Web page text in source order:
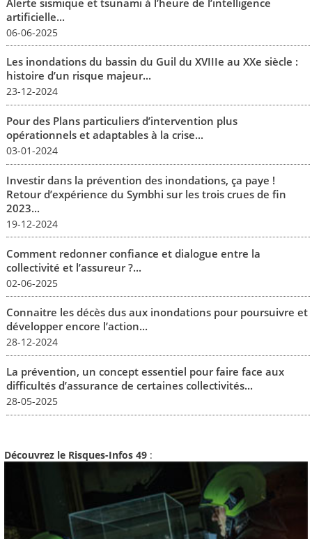
artificielle...
06-06-2025
Les inondations du bassin du Guil du XVIIIe au XXe siècle :
histoire d’un risque majeur...
23-12-2024
Pour des Plans particuliers d’intervention plus
opérationnels et adaptables à la crise...
03-01-2024
Investir dans la prévention des inondations, ça paye !
Retour d’expérience du Symbhi sur les trois crues de fin
2023...
19-12-2024
Comment redonner confiance et dialogue entre la
collectivité et l’assureur ?...
02-06-2025
Connaitre les décès dus aux inondations pour poursuivre et
développer encore l’action...
28-12-2024
La prévention, un concept essentiel pour faire face aux
difficultés d’assurance de certaines collectivités...
28-05-2025
Découvrez le Risques-Infos 49 :